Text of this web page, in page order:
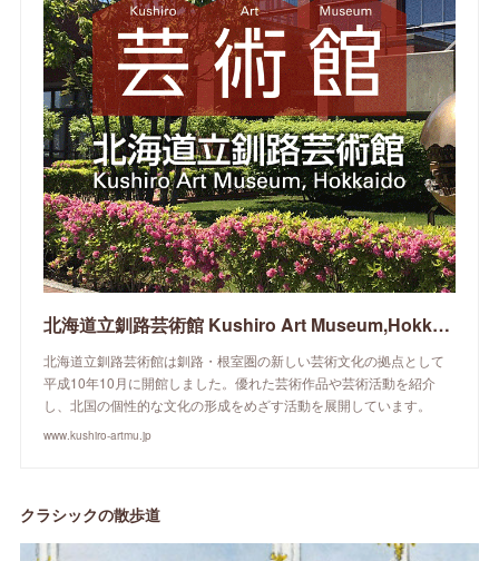
北海道立釧路芸術館 Kushiro Art Museum,Hokkaido
北海道立釧路芸術館は釧路・根室圏の新しい芸術文化の拠点として
平成10年10月に開館しました。優れた芸術作品や芸術活動を紹介
し、北国の個性的な文化の形成をめざす活動を展開しています。
www.kushiro-artmu.jp
クラシックの散歩道